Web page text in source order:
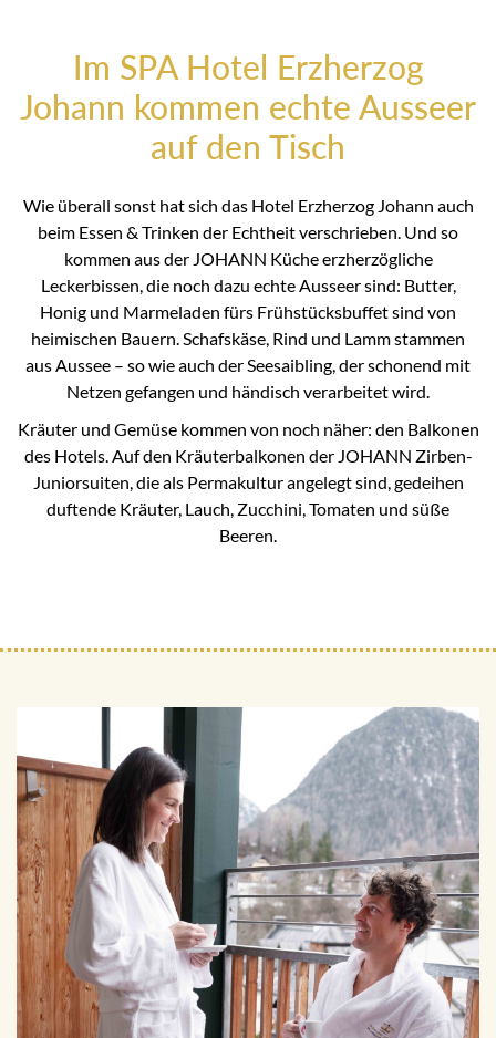
Im SPA Hotel Erzherzog
Johann kommen echte Ausseer
auf den Tisch
Wie überall sonst hat sich das Hotel Erzherzog Johann auch
beim Essen & Trinken der Echtheit verschrieben. Und so
kommen aus der JOHANN Küche erzherzögliche
Leckerbissen, die noch dazu echte Ausseer sind: Butter,
Honig und Marmeladen fürs Frühstücksbuffet sind von
heimischen Bauern. Schafskäse, Rind und Lamm stammen
aus Aussee – so wie auch der Seesaibling, der schonend mit
Netzen gefangen und händisch verarbeitet wird.
Kräuter und Gemüse kommen von noch näher: den Balkonen
des Hotels. Auf den Kräuterbalkonen der JOHANN Zirben-
Juniorsuiten, die als Permakultur angelegt sind, gedeihen
duftende Kräuter, Lauch, Zucchini, Tomaten und süße
Beeren.